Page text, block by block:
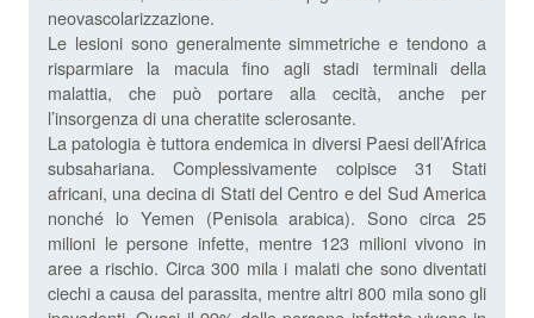
neovascolarizzazione.
Le lesioni sono generalmente simmetriche e tendono a
risparmiare la macula fino agli stadi terminali della
malattia, che può portare alla cecità, anche per
l’insorgenza di una cheratite sclerosante.
La patologia è tuttora endemica in diversi Paesi dell’Africa
subsahariana. Complessivamente colpisce 31 Stati
africani, una decina di Stati del Centro e del Sud America
nonché lo Yemen (Penisola arabica). Sono circa 25
milioni le persone infette, mentre 123 milioni vivono in
aree a rischio. Circa 300 mila i malati che sono diventati
ciechi a causa del parassita, mentre altri 800 mila sono gli